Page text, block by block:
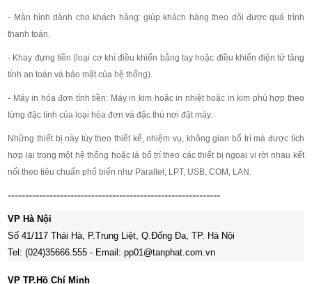
- Màn hình dành cho khách hàng: giúp khách hàng theo dõi được quá trình
thanh toán.
- Khay đựng tiền (loại cơ khí điều khiển bằng tay hoặc điều khiển điện tử tăng
tính an toàn và bảo mật của hệ thống).
- Máy in hóa đơn tính tiền: Máy in kim hoặc in nhiệt hoặc in kim phù hợp theo
từng đặc tính của loại hóa đơn và đặc thù nơi đặt máy.
Những thiết bị này tùy theo thiết kế, nhiệm vụ, không gian bố trí mà được tích
hợp lại trong một hệ thống hoặc là bố trí theo các thiết bị ngoại vi rời nhau kết
nối theo tiêu chuẩn phổ biến như Parallel, LPT, USB, COM, LAN.
-------------------------------------------------------------
VP Hà Nội
Số 41/117 Thái Hà, P.Trung Liệt, Q.Đống Đa, TP. Hà Nội
Tel: (024)35666.555 - Email: pp01@tanphat.com.vn
VP TP.Hồ Chí Minh